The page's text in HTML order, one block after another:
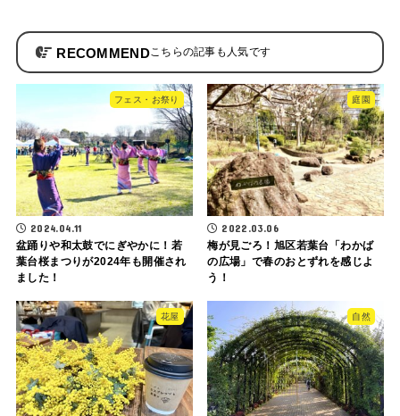
RECOMMEND
フェス・お祭り
2024.04.11
盆踊りや和太鼓でにぎやかに！若
葉台桜まつりが2024年も開催され
ました！
庭園
2022.03.06
梅が見ごろ！旭区若葉台「わかば
の広場」で春のおとずれを感じよ
う！
花屋 自然